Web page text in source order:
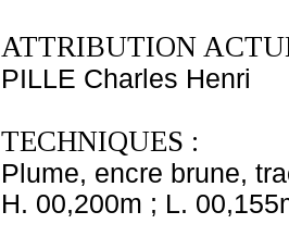
ATTRIBUTION
PILLE Charles Henri
TECHNIQUES :
Plume, encre brune,
H. 00,200m ; L.